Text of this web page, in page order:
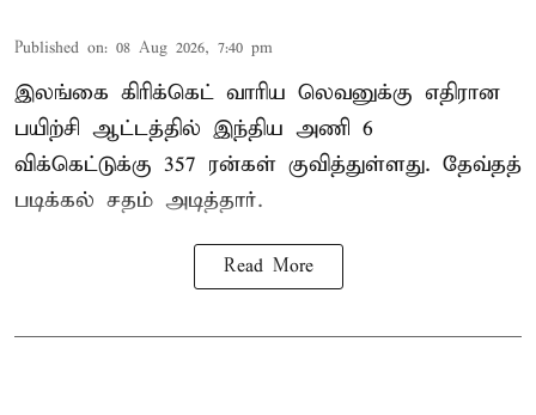
Published on: 08 Aug 2026, 7:40 pm
இலங்கை கிரிக்கெட் வாரிய லெவனுக்கு எதிரான
பயிற்சி ஆட்டத்தில் இந்திய அணி 6
விக்கெட்டுக்கு 357 ரன்கள் குவித்துள்ளது. தேவ்தத்
படிக்கல் சதம் அடித்தார்.
Read More